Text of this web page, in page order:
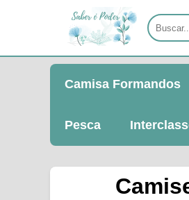
Camisa Formandos
Pesca